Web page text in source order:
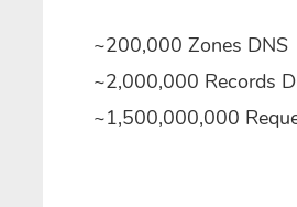
~200,000 Zones DNS
~2,000,000 Records
~1,500,000,000